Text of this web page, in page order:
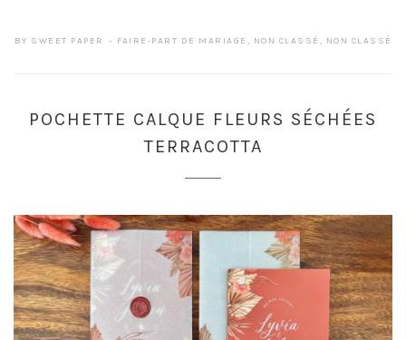
BY SWEET PAPER FAIRE-PART DE MARIAGE , NON CLASSÉ , NON CLASSÉ
POCHETTE CALQUE FLEURS SÉCHÉES
TERRACOTTA